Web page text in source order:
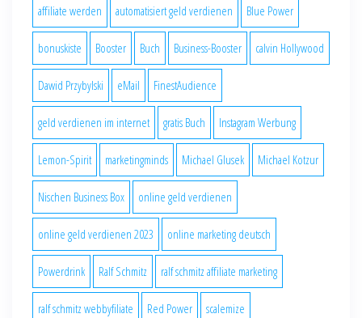
affiliate werden automatisiert geld verdienen Blue Power
bonuskiste Booster Buch Business-Booster calvin Hollywood
Dawid Przybylski eMail FinestAudience
geld verdienen im internet gratis Buch Instagram Werbung
Lemon-Spirit marketingminds Michael Glusek Michael Kotzur
Nischen Business Box online geld verdienen
online geld verdienen 2023 online marketing deutsch
Powerdrink Ralf Schmitz ralf schmitz affiliate marketing
ralf schmitz webbyfiliate Red Power scalemize